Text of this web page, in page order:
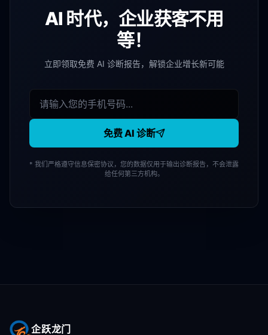
AI 时代，企业获客不用
等！
立即领取免费 AI 诊断报告，解锁企业增长新可能
免费 AI 诊断
* 我们严格遵守信息保密协议，您的数据仅用于输出诊断报告，不会泄露
给任何第三方机构。
企跃龙门